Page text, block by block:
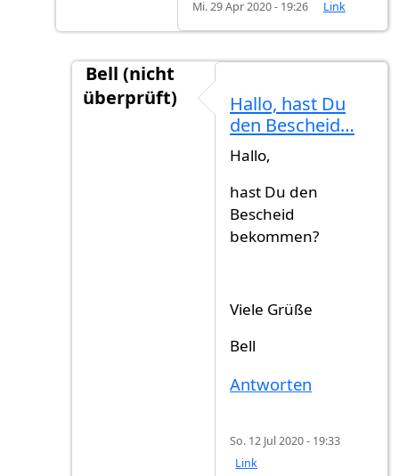
Mi. 29 Apr 2020 - 19:26 Link
Bell (nicht
überprüft)
Einbürgerung Eu Bürger wie
Hallo, hast Du
den Bescheid…
Hallo,
hast Du den
Bescheid
bekommen?
Viele Grüße
Bell
Antworten
So. 12 Jul 2020 - 19:33
Link